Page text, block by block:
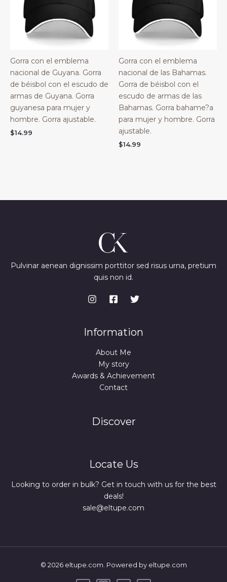
Gorra con el emblema
nacional de Guyana. Gorra
de béisbol con el escudo de
armas de Guyana. Gorra
guyanesa para mujer y
hombre. Gorra ajustable.
$14.99
Gorra con el emblema
nacional de las Bahamas.
Gorra de béisbol con el
escudo de armas de las
Bahamas. Gorra bahame?a
para mujer y hombre. Gorra
ajustable.
$14.99
Pulvinar aenean dignissim porttitor sed risus urna, pretium
quis non id.
Information
About Me
My story
Awards & Achievement
Contact
Discover
Locate Us
Looking to order in bulk? Get in touch with us for the best
deals!
sale@eltupe.com
© 2026 eltupe.com. Powered by eltupe.com